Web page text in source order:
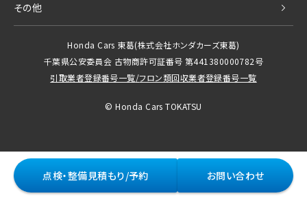
その他
Honda Cars 東葛(株式会社ホンダカーズ東葛)
千葉県公安委員会 古物商許可証番号 第441380000782号
引取業者登録番号一覧/フロン類回収業者登録番号一覧
© Honda Cars TOKATSU
点検・整備見積もり/予約 お問い合わせ